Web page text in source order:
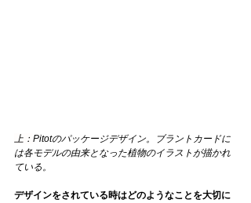
上： Pitotのパッケージデザイン。ブラントカードに
は各モデルの由来となった植物のイラストが描かれ
ている。
デザインをされている時はどのようなことを大切に